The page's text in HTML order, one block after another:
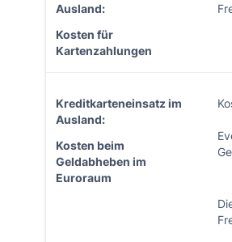
Ausland:
Kosten für
Kartenzahlungen
Kreditkarteneinsatz im
Ausland:
Kosten beim
Geldabheben im
Euroraum